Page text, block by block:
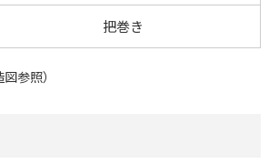
把巻き
参照）